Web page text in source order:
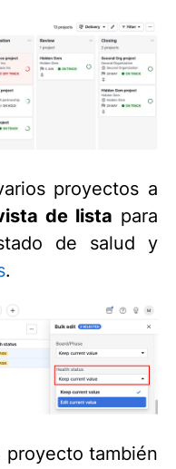
proyectos a
de lista para
de salud y
.
proyecto también